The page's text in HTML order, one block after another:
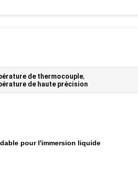
de thermocouple,
de haute précision
pour l'immersion liquide